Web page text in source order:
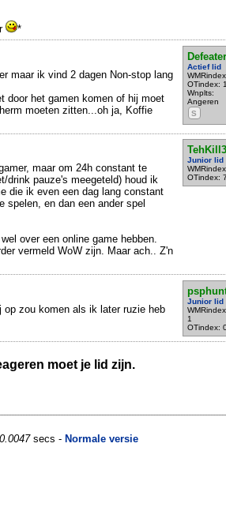
*
Defeater
Actief lid
OTindex:
Wnplts:
Angeren
S
maar ik vind 2 dagen Non-stop lang
door het gamen komen of hij moet
moeten zitten...oh ja, Koffie
Junior lid
OTindex:
maar om 24h constant te
drink pauze's meegeteld) houd ik
die ik even een dag lang constant
spelen, en dan een ander spel
over een online game hebben.
vermeld WoW zijn. Maar ach.. Z'n
Junior lid
1
OTindex:
zou komen als ik later ruzie heb
moet je lid zijn.
0.0047secs - Normale versie